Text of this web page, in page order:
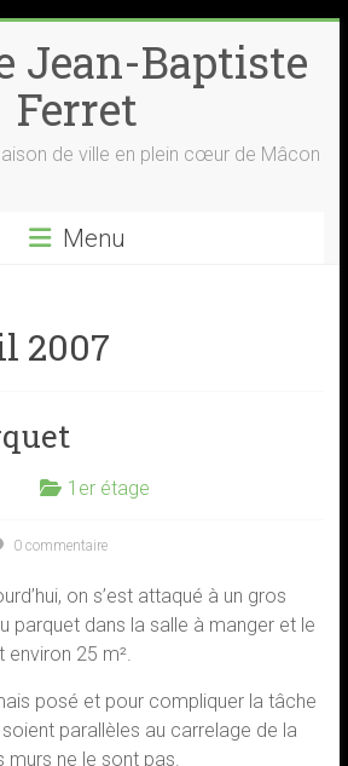
Jean-Baptiste
Ferret
de ville en plein cœur de Mâcon
Menu
2007
1er étage
0 commentaire
on s’est attaqué à un gros
parquet dans la salle à manger et le
environ 25 m².
posé et pour compliquer la tâche
parallèles au carrelage de la
murs ne le sont pas.